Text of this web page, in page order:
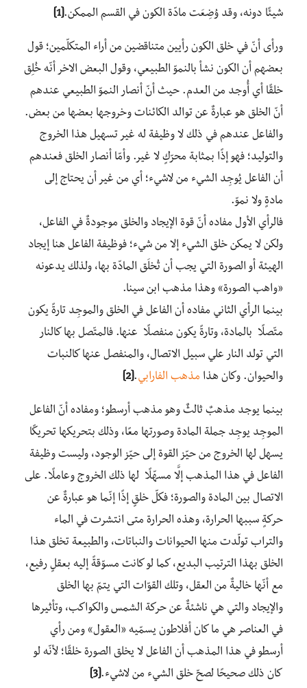
شيئًا دونه، وقد وُضِعَت مادّة الكون في القسم الممكن.[1]
ورأى أنّ في خلق الكون رأيين متناقضين من أراء المتكلّمين؛ قول
بعضهم أن الكون نشأ بالنموّ الطبيعي، وقول البعض الاخر أنّه خُلِق
خلقًا أي أُوجد من العدم. حيث أنّ أنصار النموّ الطبيعي عندهم
أنّ الخلق هو عبارةٌ عن توالد الكائنات وخروجها بعضها من بعض.
والفاعل عندهم في ذلك لا وظيفة له غير تسهيل هذا الخروج
والتوليد؛ فهو إذًا بمثابة محرّكٍ لا غير. وأمّا أنصار الخلق فعندهم
أن الفاعل يُوجِد الشيء من لاشيء؛ أي من غير أن يحتاج إلى
مادةٍ ولا نموّ.
فالرأي الأول مفاده أنّ قوة الإيجاد والخلق موجودةٌ في الفاعل،
ولكن لا يمكن خلق الشيء إلا من شيء؛ فوظيفة الفاعل هنا إيجاد
الهيئة أو الصورة التي يجب أن تُخلَق المادّة بها، ولذلك يدعونه
«واهب الصورة» وهذا مذهب ابن سينا.
بينما الرأي الثاني مفاده أن الفاعل في الخلق والموجِد تارةً يكون
متّصلًا بالمادة، وتارةً يكون منفصلًا عنها. فالمتّصل بها كالنار
التي تولد النار علي سبيل الاتصال، والمنفصل عنها كالنبات
والحيوان. وكان هذا مذهب الفارابي.
[2]
بينما يوجد مذهبٌ ثالثٌ وهو مذهب أرسطو؛ ومفاده أنّ الفاعل
الموجِد يوجِد جملة المادة وصورتها معًا، وذلك بتحريكها تحريكًا
يسهل لها الخروج من حيّز القوة إلى حيّز الوجود، وليست وظيفة
الفاعل في هذا المذهب إلَّا مسهّلًا لها ذلك الخروج وعاملًا. على
الاتصال بين المادة والصورة؛ فكلّ خلقٍ إذًا إنّما هو عبارةٌ عن
حركةٍ سببها الحرارة، وهذه الحرارة متى انتشرت في الماء
والتراب تولّدت منها الحيوانات والنباتات، والطبيعة تخلق هذا
الخلق بهذا الترتيب البديع، كما لو كانت مسوّقةً إليه بعقلٍ رفيع،
مع أنّها خاليةٌ من العقل، وتلك القوّات التي يتمّ بها الخلق
والإيجاد والتي هي ناشئةٌ عن حركة الشمس والكواكب، وتأثيرها
في العناصر هي ما كان أفلاطون يسمّيه «العقول» ومن رأي
أرسطو في هذا المذهب أن الفاعل لا يخلق الصورة خلقًا؛ لأنّه لو
كان ذلك صحيحًا لصحّ خلق الشيء من لاشيء.[3]